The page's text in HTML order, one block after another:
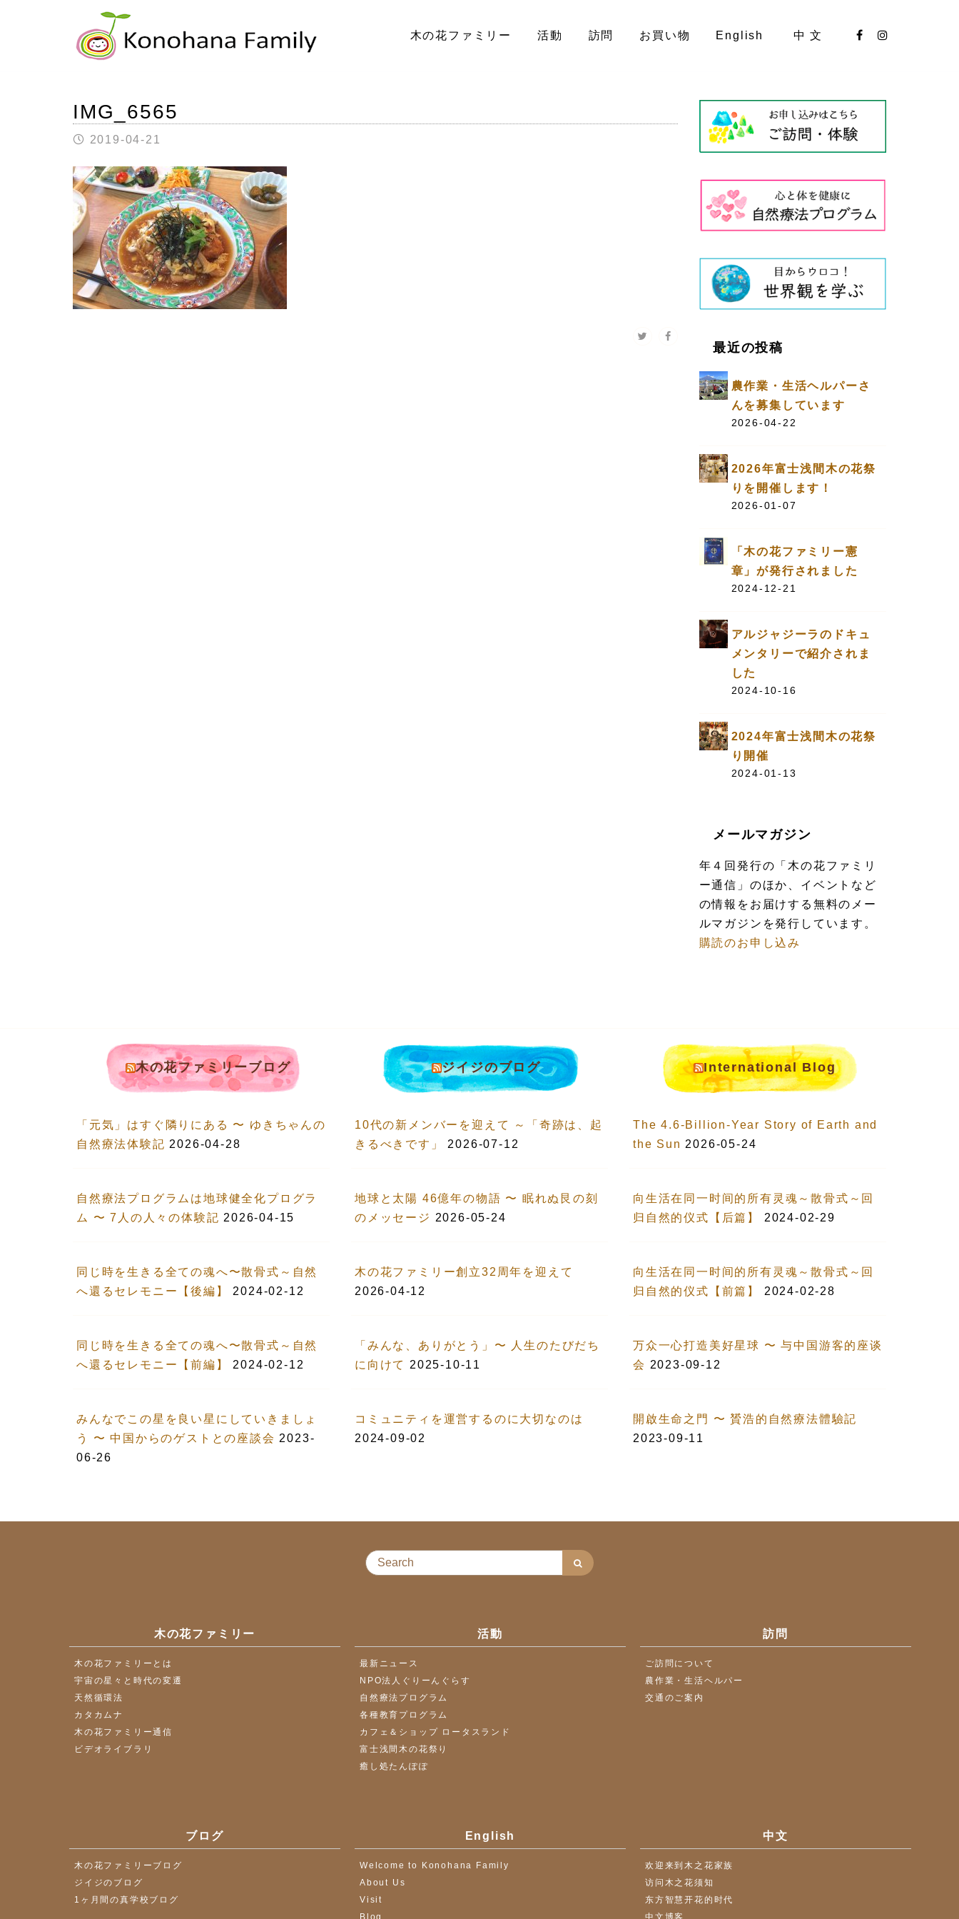
木の花ファミリー 活動 訪問 お買い物 English 中 文
IMG_6565
2019-04-21
最近の投稿
農作業・生活ヘルパーさ
んを募集しています
2026-04-22
2026年富士浅間木の花祭
りを開催します！
2026-01-07
「木の花ファミリー憲
章」が発行されました
2024-12-21
アルジャジーラのドキュ
メンタリーで紹介されま
した
2024-10-16
2024年富士浅間木の花祭
り開催
2024-01-13
メールマガジン
年４回発行の「木の花ファミリ
ー通信」のほか、イベントなど
の情報をお届けする無料のメー
ルマガジンを発行しています。
購読のお申し込み
木の花ファミリーブログ
「元気」はすぐ隣りにある 〜 ゆきちゃんの
自然療法体験記 2026-04-28
自然療法プログラムは地球健全化プログラ
ム 〜 7人の人々の体験記 2026-04-15
同じ時を生きる全ての魂へ〜散骨式～自然
へ還るセレモニー【後編】
2024-02-12
同じ時を生きる全ての魂へ〜散骨式～自然
へ還るセレモニー【前編】
2024-02-12
みんなでこの星を良い星にしていきましょ
う 〜 中国からのゲストとの座談会 2023-
06-26
ジイジのブログ
10代の新メンバーを迎えて ～「奇跡は、起
きるべきです」
2026-07-12
地球と太陽 46億年の物語 〜 眠れぬ艮の刻
のメッセージ 2026-05-24
木の花ファミリー創立32周年を迎えて
2026-04-12
「みんな、ありがとう」〜 人生のたびだち
に向けて
2025-10-11
コミュニティを運営するのに大切なのは
2024-09-02
International Blog
The 4.6-Billion-Year Story of Earth and
the Sun 2026-05-24
向生活在同一时间的所有灵魂～散骨式～回
归自然的仪式【后篇】
2024-02-29
向生活在同一时间的所有灵魂～散骨式～回
归自然的仪式【前篇】
2024-02-28
万众一心打造美好星球 〜 与中国游客的座谈
会 2023-09-12
開啟生命之門 〜 贇浩的自然療法體驗記
2023-09-11
木の花ファミリー
木の花ファミリーとは
宇宙の星々と時代の変遷
天然循環法
カタカムナ
木の花ファミリー通信
ビデオライブラリ
活動
最新ニュース
NPO法人ぐりーんぐらす
自然療法プログラム
各種教育プログラム
カフェ＆ショップ ロータスランド
富士浅間木の花祭り
癒し処たんぽぽ
訪問
ご訪問について
農作業・生活ヘルパー
交通のご案内
ブログ
木の花ファミリーブログ
ジイジのブログ
1ヶ月間の真学校ブログ
English
Welcome to Konohana Family
About Us
Visit
Blog
中文
欢迎来到木之花家族
访问木之花须知
东方智慧开花的时代
中文博客